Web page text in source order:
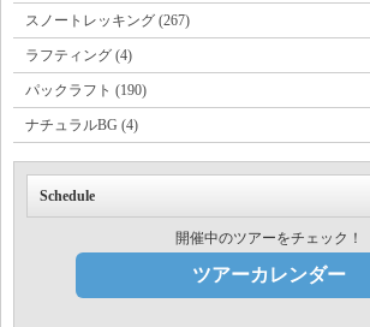
スノートレッキング (267)
ラフティング (4)
パックラフト (190)
ナチュラルBG (4)
Schedule
開催中のツアーをチェック！
ツアーカレンダー